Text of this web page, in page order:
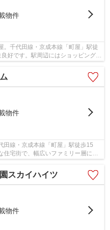
物件
。千代田線・京成本線「町屋」駅徒
好です。駅周辺にはショッピングセ
物件
田線・京成本線「町屋」駅徒歩15
住宅街で、幅広いファミリー層にお
スカイハイツ
物件